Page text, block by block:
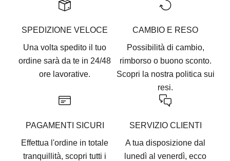
SPEDIZIONE VELOCE
Una volta spedito il tuo
ordine sarà da te in 24/48
ore lavorative.
CAMBIO E RESO
Possibilità di cambio,
rimborso o buono sconto.
Scopri la nostra politica sui
resi.
PAGAMENTI SICURI
Effettua l'ordine in totale
tranquillità, scopri tutti i
SERVIZIO CLIENTI
A tua disposizione dal
lunedì al venerdì, ecco